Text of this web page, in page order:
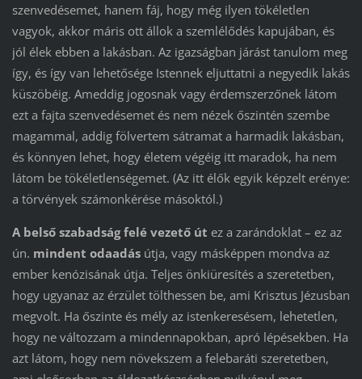
szenvedésemet, hanem fáj, hogy még ilyen tökéletlen
vagyok, akkor máris ott állok a szemlélődés kapujában, és
jól élek ebben a lakásban. Az igazságban járást tanulom meg
így, és így van lehetősége Istennek eljuttatni a negyedik lakás
küszöbéig. Ameddig jogosnak vagy érdemszerzőnek látom
ezt a fajta szenvedésemet és nem nézek őszintén szembe
magammal, addig fölvertem sátramat a harmadik lakásban,
és könnyen lehet, hogy életem végéig itt maradok, ha nem
látom be tökéletlenségemet. (Az itt élők egyik képzelt erénye:
a törvények számonkérése másoktól.)
A belső szabadság felé vezető út ez a zarándoklat – ez az
ún. mindent odaadásútja, vagy másképpen mondva az
ember kenózisának útja. Teljes önkiüresítés a szeretetben,
hogy ugyanaz az érzület tölthessen be, ami Krisztus Jézusban
megvolt. Ha őszinte és mély az istenkeresésem, lehetetlen,
hogy ne változzam a mindennapokban, apró lépésekben. Ha
azt látom, hogy nem növekszem a felebaráti szeretetben,